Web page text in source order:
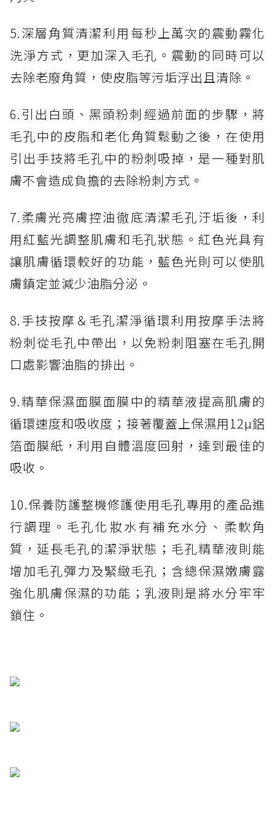
5.深層角質清潔​利用每秒上萬次的震動霧化
洗淨方式，更加深入毛孔。震動的同時可以
去除老廢角質，使皮脂等污垢浮出且清除。
6.引出白頭、黑頭粉刺​經過前面的步驟，將
毛孔中的皮脂和老化角質鬆動之後，在使用
引出手技將毛孔中的粉刺吸掉，是一種對肌
膚不會造成負擔的去除粉刺方式。
7.柔膚光亮膚控油​徹底清潔毛孔汙垢後，利
用紅藍光調整肌膚和毛孔狀態。紅色光具有
讓肌膚循環較好的功能，藍色光則可以使肌
膚鎮定並減少油脂分泌。
8.手技按摩＆毛孔潔淨循環​利用按摩手法將
粉刺從毛孔中帶出，以免粉刺阻塞在毛孔開
口處影響油脂的排出。
9.精華保濕面膜​面膜中的精華液提高肌膚的
循環速度和吸收度；接著覆蓋上保濕用12µ鋁
箔面膜紙，利用自體溫度回射，達到最佳的
吸收。
10.保養防護整機修護​使用毛孔專用的產品進
行調理。毛孔化妝水有補充水分、柔軟角
質，延長毛孔的潔淨狀態；毛孔精華液則能
增加毛孔彈力及緊緻毛孔；含總保濕嫩膚露
強化肌膚保濕的功能；乳液則是將水分牢牢
鎖住。